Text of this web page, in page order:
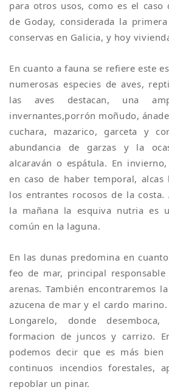
para otros usos, como es el caso
de Goday, considerada la
conservas en Galicia, y hoy
En cuanto a fauna se refiere este
numerosas especies de aves,
las aves destacan, una
invernantes,porrón moñudo,
cuchara, mazarico, garceta y
abundancia de garzas y la
alcaraván o espátula. En
en caso de haber temporal, alcas
los entrantes rocosos de la
la mañana la esquiva nutria es
común en la laguna.
En las dunas predomina en
feo de mar, principal
arenas. También encontraremos
azucena de mar y el cardo
Longarelo, donde
formacion de juncos y carrizo.
podemos decir que es más bien
continuos incendios forestales,
repoblar un pinar.